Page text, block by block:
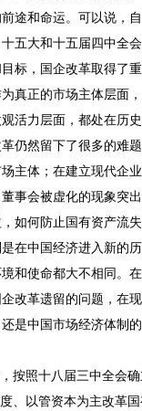
途和命运。可以说，
五大和十五届四中全
标，国企改革取得了
真正的市场主体层面
活力层面，都处在历
仍然留下了很多的难
主体；在建立现代企
事会被虚化的现象突
如何防止国有资产流
在中国经济进入新的
和使命都大不相同。
改革遗留的问题，在
是中国市场经济体制
照十八届三中全会确
、以管资本为主改革